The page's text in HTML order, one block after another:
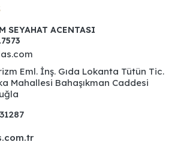
SEYAHAT ACENTASI
Eml. İnş. Gıda Lokanta Tütün Tic.
Mahallesi Bahaşıkman Caddesi